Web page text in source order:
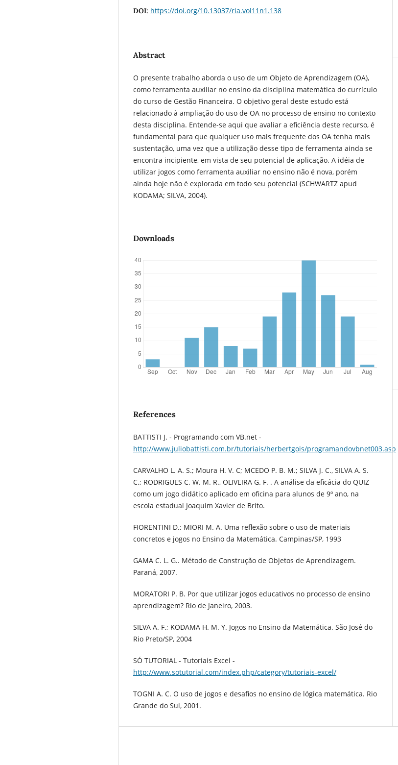
DOI: https://doi.org/10.13037/ria.vol11n1.138
Abstract
O presente trabalho aborda o uso de um Objeto de Aprendizagem (OA),
como ferramenta auxiliar no ensino da disciplina matemática do currículo
do curso de Gestão Financeira. O objetivo geral deste estudo está
relacionado à ampliação do uso de OA no processo de ensino no contexto
desta disciplina. Entende-se aqui que avaliar a eficiência deste recurso, é
fundamental para que qualquer uso mais frequente dos OA tenha mais
sustentação, uma vez que a utilização desse tipo de ferramenta ainda se
encontra incipiente, em vista de seu potencial de aplicação. A idéia de
utilizar jogos como ferramenta auxiliar no ensino não é nova, porém
ainda hoje não é explorada em todo seu potencial (SCHWARTZ apud
KODAMA; SILVA, 2004).
Downloads
References
BATTISTI J. - Programando com VB.net -
http://www.juliobattisti.com.br/tutoriais/herbertgois/programandovbnet003.asp
CARVALHO L. A. S.; Moura H. V. C; MCEDO P. B. M.; SILVA J. C., SILVA A. S.
C.; RODRIGUES C. W. M. R., OLIVEIRA G. F. . A análise da eficácia do QUIZ
como um jogo didático aplicado em oficina para alunos de 9º ano, na
escola estadual Joaquim Xavier de Brito.
FIORENTINI D.; MIORI M. A. Uma reflexão sobre o uso de materiais
concretos e jogos no Ensino da Matemática. Campinas/SP, 1993
GAMA C. L. G.. Método de Construção de Objetos de Aprendizagem.
Paraná, 2007.
MORATORI P. B. Por que utilizar jogos educativos no processo de ensino
aprendizagem? Rio de Janeiro, 2003.
SILVA A. F.; KODAMA H. M. Y. Jogos no Ensino da Matemática. São José do
Rio Preto/SP, 2004
SÓ TUTORIAL - Tutoriais Excel -
http://www.sotutorial.com/index.php/category/tutoriais-excel/
TOGNI A. C. O uso de jogos e desafios no ensino de lógica matemática. Rio
Grande do Sul, 2001.